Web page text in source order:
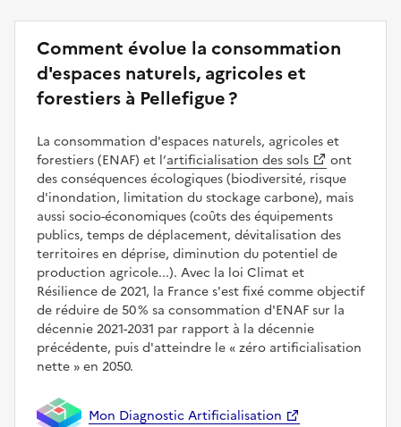
Comment évolue la consommation
d'espaces naturels, agricoles et
forestiers à Pellefigue ?
La consommation d'espaces naturels, agricoles et
forestiers (ENAF) et l’artificialisation des sols
ont
des conséquences écologiques (biodiversité, risque
d'inondation, limitation du stockage carbone), mais
aussi socio-économiques (coûts des équipements
publics, temps de déplacement, dévitalisation des
territoires en déprise, diminution du potentiel de
production agricole...). Avec la loi Climat et
Résilience de 2021, la France s'est fixé comme objectif
de réduire de 50 % sa consommation d'ENAF sur la
décennie 2021-2031 par rapport à la décennie
précédente, puis d'atteindre le
zéro artificialisation
nette
en 2050.
Mon Diagnostic Artificialisation